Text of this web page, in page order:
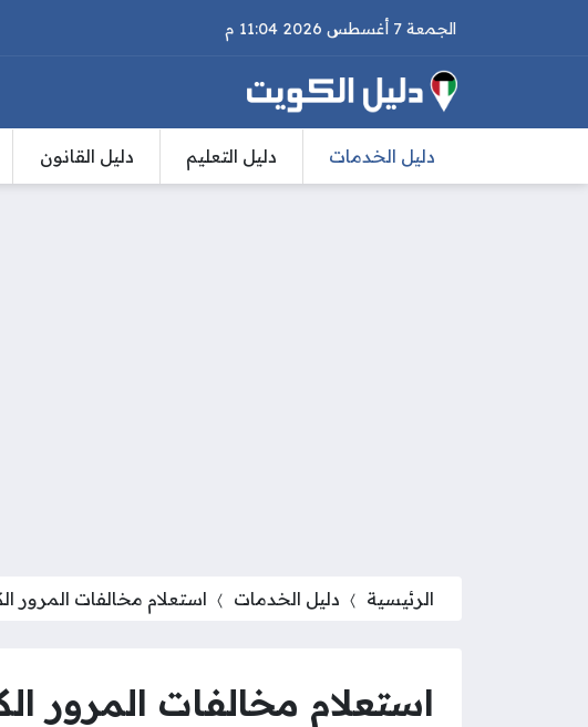
الجمعة 7 أغسطس 2026 11:04 م
دليل الخدمات دليل التعليم دليل القانون
الرئيسية دليل الخدمات استعلام مخالفات المرور
استعلام مخالفات المرور